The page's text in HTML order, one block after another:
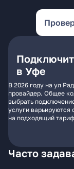
в Уфе
В 2026 году на ул
провайдер. Общее
выбрать
услуги варьируются
на подходящий
Часто